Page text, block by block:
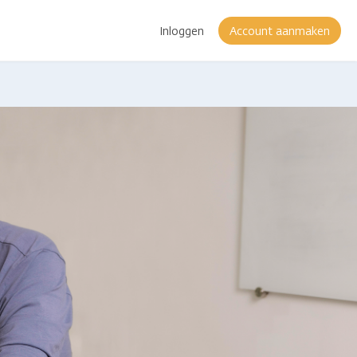
Inloggen Account aanmaken